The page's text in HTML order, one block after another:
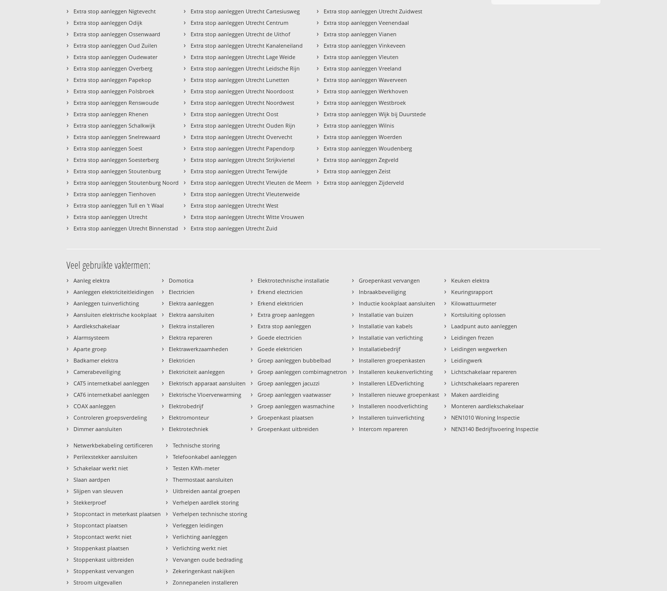
› Extra stop aanleggen Nigtevecht
› Extra stop aanleggen Odijk
› Extra stop aanleggen Ossenwaard
› Extra stop aanleggen Oud Zuilen
› Extra stop aanleggen Oudewater
› Extra stop aanleggen Overberg
› Extra stop aanleggen Papekop
› Extra stop aanleggen Polsbroek
› Extra stop aanleggen Renswoude
› Extra stop aanleggen Rhenen
› Extra stop aanleggen Schalkwijk
› Extra stop aanleggen Snelrewaard
› Extra stop aanleggen Soest
› Extra stop aanleggen Soesterberg
› Extra stop aanleggen Stoutenburg
› Extra stop aanleggen Stoutenburg Noord
› Extra stop aanleggen Tienhoven
› Extra stop aanleggen Tull en 't Waal
› Extra stop aanleggen Utrecht
› Extra stop aanleggen Utrecht Binnenstad
› Extra stop aanleggen Utrecht Cartesiusweg
› Extra stop aanleggen Utrecht Centrum
› Extra stop aanleggen Utrecht de Uithof
› Extra stop aanleggen Utrecht Kanaleneiland
› Extra stop aanleggen Utrecht Lage Weide
› Extra stop aanleggen Utrecht Leidsche Rijn
› Extra stop aanleggen Utrecht Lunetten
› Extra stop aanleggen Utrecht Noordoost
› Extra stop aanleggen Utrecht Noordwest
› Extra stop aanleggen Utrecht Oost
› Extra stop aanleggen Utrecht Ouden Rijn
› Extra stop aanleggen Utrecht Overvecht
› Extra stop aanleggen Utrecht Papendorp
› Extra stop aanleggen Utrecht Strijkviertel
› Extra stop aanleggen Utrecht Terwijde
› Extra stop aanleggen Utrecht Vleuten de Meern
› Extra stop aanleggen Utrecht Vleuterweide
› Extra stop aanleggen Utrecht West
› Extra stop aanleggen Utrecht Witte Vrouwen
› Extra stop aanleggen Utrecht Zuid
› Extra stop aanleggen Utrecht Zuidwest
› Extra stop aanleggen Veenendaal
› Extra stop aanleggen Vianen
› Extra stop aanleggen Vinkeveen
› Extra stop aanleggen Vleuten
› Extra stop aanleggen Vreeland
› Extra stop aanleggen Waverveen
› Extra stop aanleggen Werkhoven
› Extra stop aanleggen Westbroek
› Extra stop aanleggen Wijk bij Duurstede
› Extra stop aanleggen Wilnis
› Extra stop aanleggen Woerden
› Extra stop aanleggen Woudenberg
› Extra stop aanleggen Zegveld
› Extra stop aanleggen Zeist
› Extra stop aanleggen Zijderveld
Veel gebruikte vaktermen:
› Aanleg elektra
› Aanleggen elektriciteitleidingen
› Aanleggen tuinverlichting
› Aansluiten elektrische kookplaat
› Aardlekschakelaar
› Alarmsysteem
› Aparte groep
› Badkamer elektra
› Camerabeveiliging
› CAT5 internetkabel aanleggen
› CAT6 internetkabel aanleggen
› COAX aanleggen
› Controleren groepsverdeling
› Dimmer aansluiten
› Domotica
› Electricien
› Elektra aanleggen
› Elektra aansluiten
› Elektra installeren
› Elektra repareren
› Elektrawerkzaamheden
› Elektricien
› Elektriciteit aanleggen
› Elektrisch apparaat aansluiten
› Elektrische Vloerverwarming
› Elektrobedrijf
› Elektromonteur
› Elektrotechniek
› Elektrotechnische installatie
› Erkend electricien
› Erkend elektricien
› Extra groep aanleggen
› Extra stop aanleggen
› Goede electricien
› Goede elektricien
› Groep aanleggen bubbelbad
› Groep aanleggen combimagnetron
› Groep aanleggen jacuzzi
› Groep aanleggen vaatwasser
› Groep aanleggen wasmachine
› Groepenkast plaatsen
› Groepenkast uitbreiden
› Groepenkast vervangen
› Inbraakbeveiliging
› Inductie kookplaat aansluiten
› Installatie van buizen
› Installatie van kabels
› Installatie van verlichting
› Installatiebedrijf
› Installeren groepenkasten
› Installeren keukenverlichting
› Installeren LEDverlichting
› Installeren nieuwe groepenkast
› Installeren noodverlichting
› Installeren tuinverlichting
› Intercom repareren
› Keuken elektra
› Keuringsrapport
› Kilowattuurmeter
› Kortsluiting oplossen
› Laadpunt auto aanleggen
› Leidingen frezen
› Leidingen wegwerken
› Leidingwerk
› Lichtschakelaar repareren
› Lichtschakelaars repareren
› Maken aardleiding
› Monteren aardlekschakelaar
› NEN1010 Woning Inspectie
› NEN3140 Bedrijfsvoering Inspectie
› Netwerkbekabeling certificeren
› Perilexstekker aansluiten
› Schakelaar werkt niet
› Slaan aardpen
› Slijpen van sleuven
› Stekkerproef
› Stopcontact in meterkast plaatsen
› Stopcontact plaatsen
› Stopcontact werkt niet
› Stoppenkast plaatsen
› Stoppenkast uitbreiden
› Stoppenkast vervangen
› Stroom uitgevallen
› Technische storing
› Telefoonkabel aanleggen
› Testen KWh-meter
› Thermostaat aansluiten
› Uitbreiden aantal groepen
› Verhelpen aardlek storing
› Verhelpen technische storing
› Verleggen leidingen
› Verlichting aanleggen
› Verlichting werkt niet
› Vervangen oude bedrading
› Zekeringenkast nakijken
› Zonnepanelen installeren